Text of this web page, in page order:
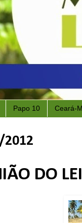
Papo 10 Ceará-
DO